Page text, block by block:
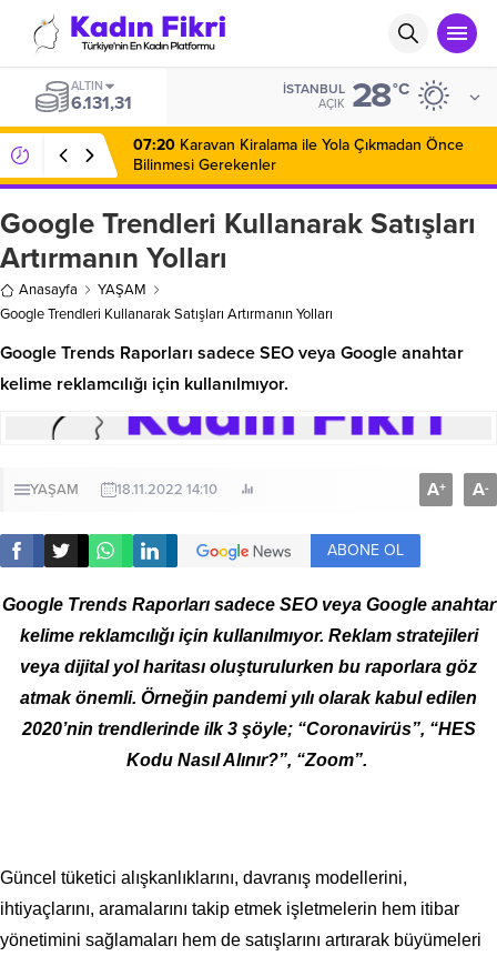
ALTIN
6.131,31
İSTANBUL
AÇIK 28°C
07:20 Karavan Kiralama ile Yola Çıkmadan Önce
Bilinmesi Gerekenler
Google Trendleri Kullanarak Satışları
Artırmanın Yolları
Anasayfa
YAŞAM
Google Trendleri Kullanarak Satışları Artırmanın Yolları
Google Trends Raporları sadece SEO veya Google anahtar
kelime reklamcılığı için kullanılmıyor.
YAŞAM 18.11.2022 14:10 A+ A-
ABONE OL
Google Trends Raporları sadece SEO veya Google anahtar
kelime reklamcılığı için kullanılmıyor. Reklam stratejileri
veya dijital yol haritası oluşturulurken bu raporlara göz
atmak önemli. Örneğin pandemi yılı olarak kabul edilen
2020’nin trendlerinde ilk 3 şöyle; “Coronavirüs”, “HES
Kodu Nasıl Alınır?”, “Zoom”.
Güncel tüketici alışkanlıklarını, davranış modellerini,
ihtiyaçlarını, aramalarını takip etmek işletmelerin hem itibar
yönetimini sağlamaları hem de satışlarını artırarak büyümeleri